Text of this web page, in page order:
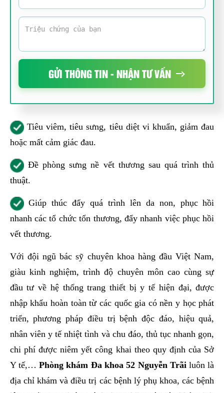
GỬI THÔNG TIN - NHẬN TƯ VẤN
Tiêu viêm, tiêu sưng, tiêu diệt vi khuẩn, giảm đau
hoặc mất cảm giác đau.
Đề phòng sưng nề vết thương sau quá trình thủ
thuật.
Giúp thúc đẩy quá trình lên da non, phục hồi
nhanh các tổ chức tổn thương, đẩy nhanh việc phục hồi
vết thương.
Với đội ngũ bác sỹ chuyên khoa hàng đầu Việt Nam,
giàu kinh nghiệm, trình độ chuyên môn cao cùng sự
đầu tư về hệ thống trang thiết bị y tế hiện đại, được
nhập khẩu hoàn toàn từ các quốc gia có nền y học phát
triển, phương pháp điều trị bệnh độc đáo, hiệu quả,
nhân viên y tế nhiệt tình và chu đáo, thủ tục nhanh gọn,
chi phí được niêm yết công khai theo quy định của Sở
Y tế,… Phòng khám Đa khoa 52 Nguyễn Trãi luôn là
địa chỉ khám và điều trị các bệnh lý phụ khoa, các bệnh